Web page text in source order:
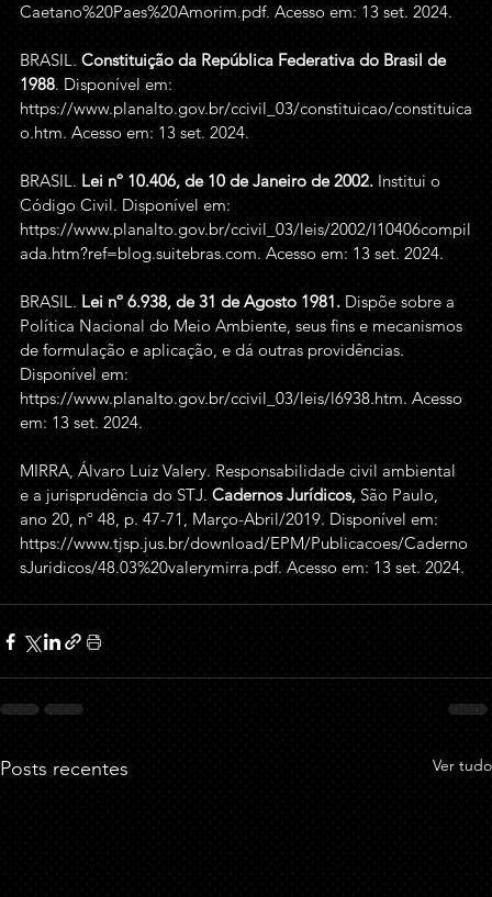
Caetano%20Paes%20Amorim.pdf. Acesso em: 13 set. 2024.
BRASIL. Constituição da República Federativa do Brasil de
1988. Disponível em:
https://www.planalto.gov.br/ccivil_03/constituicao/constituica
o.htm. Acesso em: 13 set. 2024.
BRASIL. Lei nº 10.406, de 10 de Janeiro de 2002. Institui o
Código Civil. Disponível em:
https://www.planalto.gov.br/ccivil_03/leis/2002/l10406compil
ada.htm?ref=blog.suitebras.com. Acesso em: 13 set. 2024.
BRASIL. Lei nº 6.938, de 31 de Agosto 1981. Dispõe sobre a
Política Nacional do Meio Ambiente, seus fins e mecanismos
de formulação e aplicação, e dá outras providências.
Disponível em:
https://www.planalto.gov.br/ccivil_03/leis/l6938.htm. Acesso
em: 13 set. 2024.
MIRRA, Álvaro Luiz Valery. Responsabilidade civil ambiental
e a jurisprudência do STJ. Cadernos Jurídicos, São Paulo,
ano 20, nº 48, p. 47-71, Março-Abril/2019. Disponível em:
https://www.tjsp.jus.br/download/EPM/Publicacoes/Caderno
sJuridicos/48.03%20valerymirra.pdf. Acesso em: 13 set. 2024.
Posts recentes Ver tudo